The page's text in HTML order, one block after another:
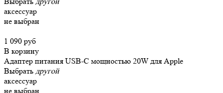
аксессуар
не выбран
1 090 руб
В корзину
Адаптер питания USB-C мощностью 20W для Apple
Выбрать другой
аксессуар
не выбран